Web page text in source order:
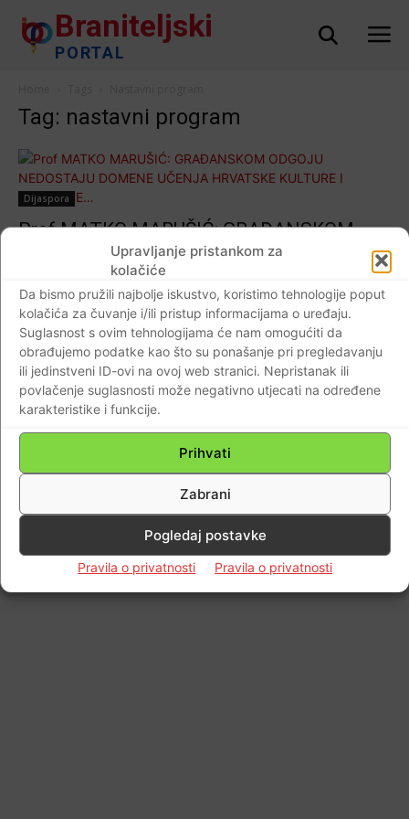
Upravljanje pristankom za
kolačiće
Da bismo pružili najbolje iskustvo, koristimo tehnologije poput
kolačića za čuvanje i/ili pristup informacijama o uređaju.
Suglasnost s ovim tehnologijama će nam omogućiti da
obrađujemo podatke kao što su ponašanje pri pregledavanju
ili jedinstveni ID-ovi na ovoj web stranici. Nepristanak ili
povlačenje suglasnosti može negativno utjecati na određene
karakteristike i funkcije.
Prihvati
Zabrani
Pogledaj postavke
Pravila o privatnosti Pravila o privatnosti
Braniteljski
PORTAL
Tag: nastavni program
Dijaspora
Prof MATKO MARUŠIĆ: GRAĐANSKOM
ODGOJU NEDOSTAJU DOMENE UČENJA
HRVATSKE KULTURE I TRADICIJE…
Braniteljski portal - 02.12.2018 0
Impressum Kontaktirajte nas Pravila o privatnosti